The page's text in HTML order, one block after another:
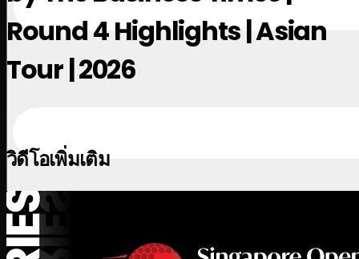
Round 4 Highlights | Asian
Tour | 2026
วิดีโอเพิ่มเติม